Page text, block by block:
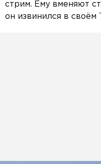
стрим. Ему вменяют
он извинился в своём